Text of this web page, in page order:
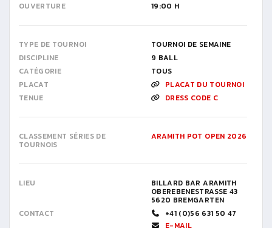
OUVERTURE
19:00 H
TYPE DE TOURNOI
TOURNOI DE SEMAINE
DISCIPLINE
9 BALL
CATÉGORIE
TOUS
PLACAT
PLACAT DU TOURNOI
TENUE
DRESS CODE C
CLASSEMENT SÉRIES DE
TOURNOIS
ARAMITH POT OPEN 2026
LIEU BILLARD BAR ARAMITH
OBEREBENESTRASSE 43
5620 BREMGARTEN
CONTACT
+41 (0)56 631 50 47
E-MAIL